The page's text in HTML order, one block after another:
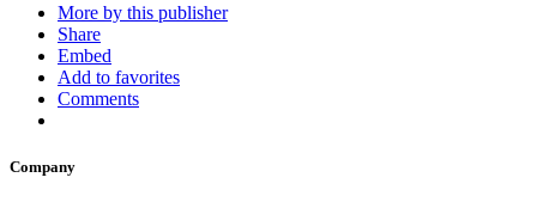
More by this publisher
Share
Embed
Add to favorites
Comments
Company